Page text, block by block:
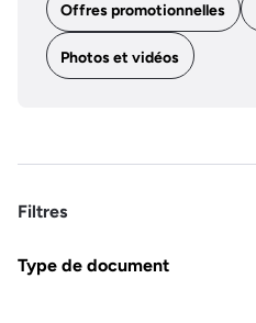
Offres promotionnelles
Photos et vidéos
Filtres
Type de document